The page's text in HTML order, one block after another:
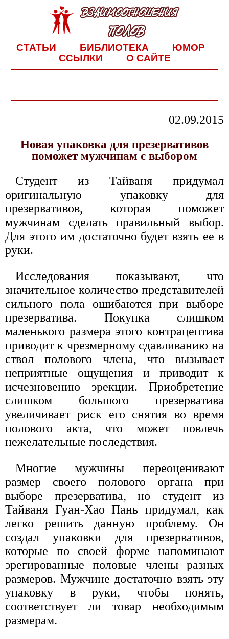
СТАТЬИ БИБЛИОТЕКА
ЮМОР
ССЫЛКИ
О САЙТЕ
02.09.2015
Новая упаковка для презервативов
поможет мужчинам с выбором
Студент из Тайваня придумал
оригинальную упаковку для
презервативов, которая поможет
мужчинам сделать правильный выбор.
Для этого им достаточно будет взять ее в
руки.
Исследования показывают, что
значительное количество представителей
сильного пола ошибаются при выборе
презерватива. Покупка слишком
маленького размера этого контрацептива
приводит к чрезмерному сдавливанию на
ствол полового члена, что вызывает
неприятные ощущения и приводит к
исчезновению эрекции. Приобретение
слишком большого презерватива
увеличивает риск его снятия во время
полового акта, что может повлечь
нежелательные последствия.
Многие мужчины переоценивают
размер своего полового органа при
выборе презерватива, но студент из
Тайваня Гуан-Хао Пань придумал, как
легко решить данную проблему. Он
создал упаковки для презервативов,
которые по своей форме напоминают
эрегированные половые члены разных
размеров. Мужчине достаточно взять эту
упаковку в руки, чтобы понять,
соответствует ли товар необходимым
размерам.